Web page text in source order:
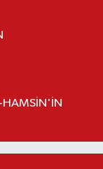
HAMSİN'İN